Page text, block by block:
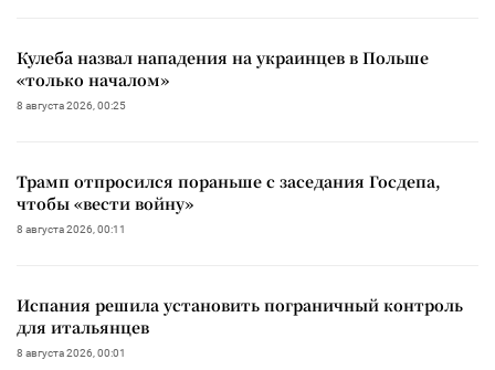
Кулеба назвал нападения на украинцев в Польше
«только началом»
8 августа 2026, 00:25
Трамп отпросился пораньше с заседания Госдепа,
чтобы «вести войну»
8 августа 2026, 00:11
Испания решила установить пограничный контроль
для итальянцев
8 августа 2026, 00:01